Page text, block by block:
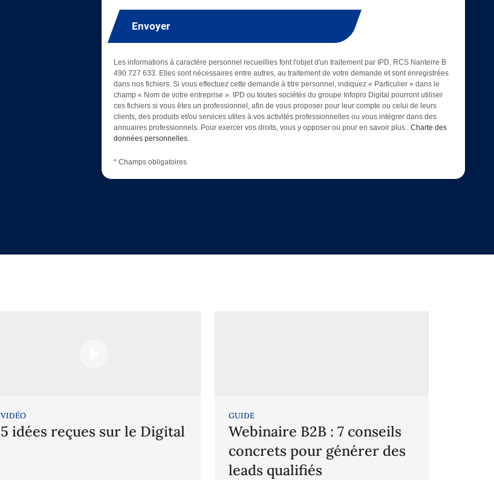
Envoyer
Les informations à caractère personnel recueillies font l'objet d'un traitement par IPD, RCS Nanterre B
490 727 633. Elles sont nécessaires entre autres, au traitement de votre demande et sont enregistrées
dans nos fichiers. Si vous effectuez cette demande à titre personnel, indiquez « Particulier » dans le
champ « Nom de votre entreprise ». IPD ou toutes sociétés du groupe Infopro Digital pourront utiliser
ces fichiers si vous êtes un professionnel, afin de vous proposer pour leur compte ou celui de leurs
clients, des produits et/ou services utiles à vos activités professionnelles ou vous intégrer dans des
annuaires professionnels. Pour exercer vos droits, vous y opposer ou pour en savoir plus : Charte des
données personnelles.
* Champs obligatoires
VIDÉO
5 idées reçues sur le Digital
GUIDE
Webinaire B2B : 7 conseils
concrets pour générer des
leads qualifiés